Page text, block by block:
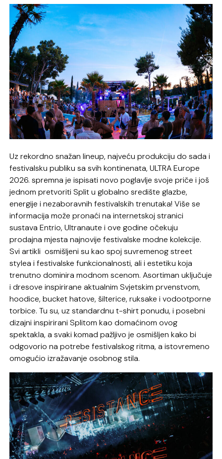
Uz rekordno snažan lineup, najveću produkciju do sada i
festivalsku publiku sa svih kontinenata, ULTRA Europe
2026. spremna je ispisati novo poglavlje svoje priče i još
jednom pretvoriti Split u globalno središte glazbe,
energije i nezaboravnih festivalskih trenutaka! Više se
informacija može pronaći na internetskoj stranici
sustava Entrio, Ultranaute i ove godine očekuju
prodajna mjesta najnovije festivalske modne kolekcije.
Svi artikli osmišljeni su kao spoj suvremenog street
stylea i festivalske funkcionalnosti, ali i estetiku koja
trenutno dominira modnom scenom. Asortiman uključuje
i dresove inspirirane aktualnim Svjetskim prvenstvom,
hoodice, bucket hatove, šilterice, ruksake i vodootporne
torbice. Tu su, uz standardnu t-shirt ponudu, i posebni
dizajni inspirirani Splitom kao domaćinom ovog
spektakla, a svaki komad pažljivo je osmišljen kako bi
odgovorio na potrebe festivalskog ritma, a istovremeno
omogućio izražavanje osobnog stila.